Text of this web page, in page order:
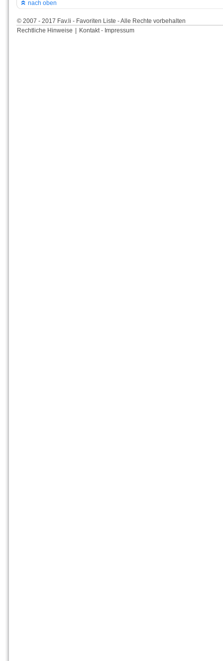
nach oben
© 2007 - 2017 Fav.li - Favoriten Liste - Alle Rechte vorbehalten
Rechtliche Hinweise
Kontakt - Impressum